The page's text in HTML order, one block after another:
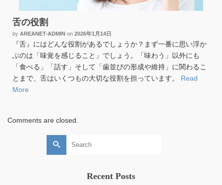
舌の役割
by AREANET-ADMIN on 2026年1月14日
『舌』にはどんな役割があるでしょうか？まず一番に思い浮か
ぶのは「味覚を感じること」でしょう。「味わう」以外にも
「食べる」「話す」そして「歯並びの形成や維持」に関わるこ
とまで、舌はいくつもの大切な役割を担っています。 Read
More
Comments are closed.
Search
Recent Posts